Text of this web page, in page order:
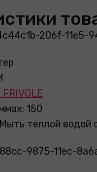
206f-11e5-
FRIVOLE
150
теплой водой
9875-11ec-